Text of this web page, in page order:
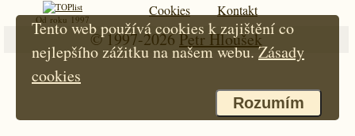
Od roku 1997
Cookies Kontakt
© 1997-2026Petr Hloušek
Tento web používá cookies k zajištění co
nejlepšího zážitku na našem webu.Zásady
cookies
Rozumím